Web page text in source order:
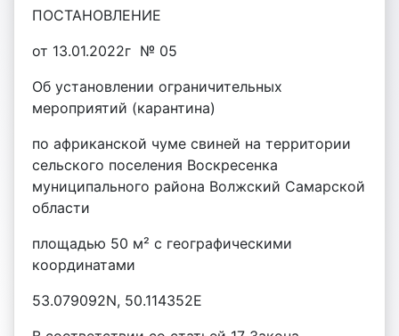
ПОСТАНОВЛЕНИЕ
от 13.01.2022г № 05
Об установлении ограничительных
мероприятий (карантина)
по африканской чуме свиней на территории
сельского поселения Воскресенка
муниципального района Волжский Самарской
области
площадью 50 м² с географическими
координатами
53.079092N, 50.114352E